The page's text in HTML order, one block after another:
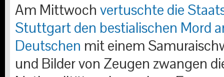
Am Mittwoch vertuschte die
Stuttgart den bestialischen Mord
Deutschen mit einem
und Bilder von Zeugen zwangen